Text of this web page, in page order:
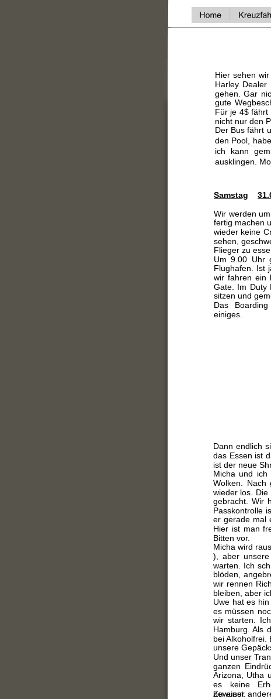
Hier sehen
Harley
gehen. Gar
gute
Für je 4$ fährt
nicht nur den
Der Bus fährt
den Pool,
ich kann
ausklingen.
Samstag
Wir werden
fertig machen
wieder keine
sehen,
Flieger zu
Um 9.00 Uhr
Flughafen. Ist
wir fahren ein
Gate. Im Duty
sitzen und
Das
einiges.
Dann endlich
das Essen ist
ist der neue
Micha und
Wolken.
wieder los. Die
gebracht. Wir
Passkontrolle
er gerade mal
Hier ist man
Bitten vor.
Micha wird
), aber
warten. Ich
blöden,
wir rennen
bleiben, aber
Uwe hat es
es müssen
wir starten.
Hamburg. Als
bei Alkoholfrei.
unsere
Und unser
ganzen
Arizona, Utha
es keine
bewusst.
Zu einer